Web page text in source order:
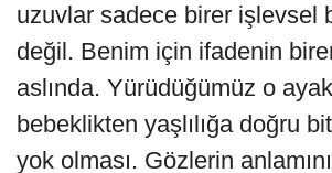
uzuvlar sadece birer işlevsel
değil. Benim için ifadenin
aslında. Yürüdüğümüz o
bebeklikten yaşlılığa doğru
yok olması. Gözlerin